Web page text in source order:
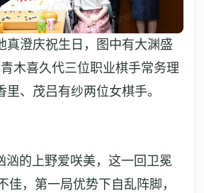
真澄庆祝生日，图中有大渊盛
木喜久代三位职业棋手常务理
里、茂吕有纱两位女棋手。
汹的上野爱咲美，这一回卫冕
佳，第一局优势下自乱阵脚，